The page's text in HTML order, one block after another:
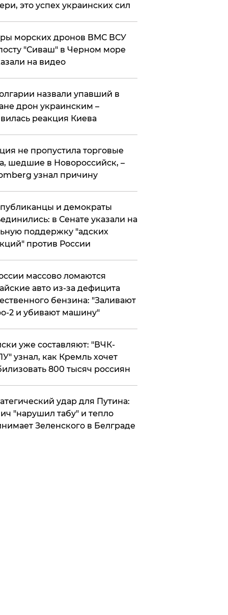
это успех украинских сил
морских дронов ВМС ВСУ
"Сиваш" в Черном море
на видео
назвали упавший в
дрон украинским –
реакция Киева
не пропустила торговые
шедшие в Новороссийск, –
узнал причину
и демократы
в Сенате указали на
поддержку "адских
против России
массово ломаются
авто из-за дефицита
бензина: "Заливают
2 и убивают машину"
уже составляют: "ВЧК-
узнал, как Кремль хочет
800 тысяч россиян
удар для Путина:
"нарушил табу" и тепло
Зеленского в Белграде